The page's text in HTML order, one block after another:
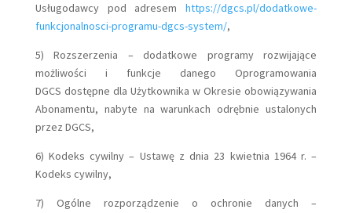
Usługodawcy pod adresemhttps://dgcs.pl/dodatkowe-
funkcjonalnosci-programu-dgcs-system/,
5) Rozszerzenia – dodatkowe programy rozwijające
możliwości i funkcje danego Oprogramowania
DGCS dostępne dla Użytkownika w Okresie obowiązywania
Abonamentu, nabyte na warunkach odrębnie ustalonych
przez DGCS,
6) Kodeks cywilny – Ustawę z dnia 23 kwietnia 1964 r. –
Kodeks cywilny,
7) Ogólne rozporządzenie o ochronie danych –